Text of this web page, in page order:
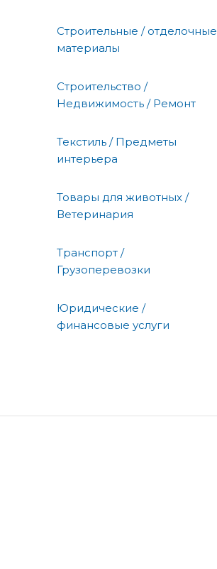
Строительные / отделочные
материалы
Строительство /
Недвижимость / Ремонт
Текстиль / Предметы
интерьера
Товары для животных /
Ветеринария
Транспорт /
Грузоперевозки
Юридические /
финансовые услуги